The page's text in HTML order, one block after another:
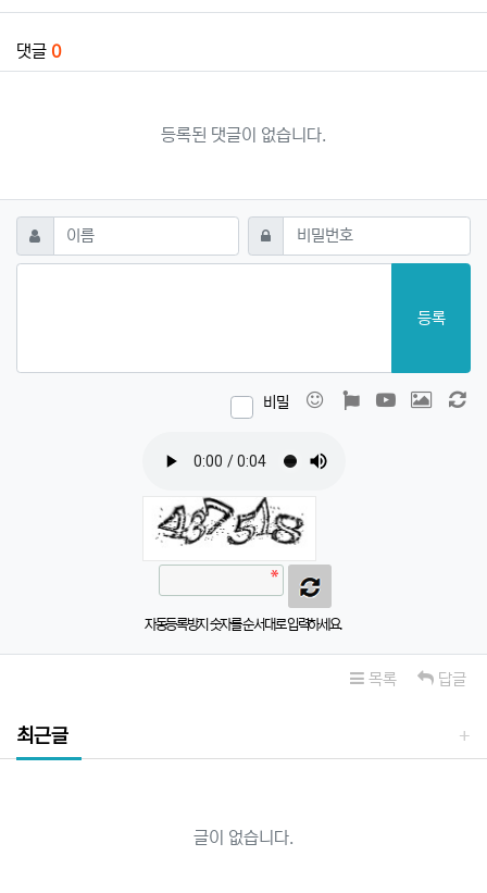
댓글 0
등록된 댓글이 없습니다.
댓글쓰기
이름 필수 비밀번호필수
등록
비밀 이모티콘폰트어썸동영상 이미지
자동등록방지 숫자를 순서대로 입력하세요.
목록 답글
최근글
글이 없습니다.